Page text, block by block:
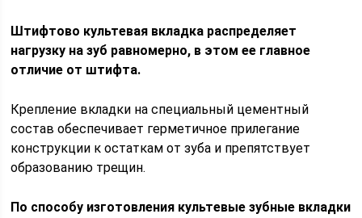
Штифтово культевая вкладка распределяет
нагрузку на зуб равномерно, в этом ее главное
отличие от штифта.
Крепление вкладки на специальный цементный
состав обеспечивает герметичное прилегание
конструкции к остаткам от зуба и препятствует
образованию трещин.
По способу изготовления культевые зубные вкладки